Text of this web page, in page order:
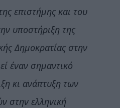
επιστήμης και του
υποστήριξη της
Δημοκρατίας στην
έναν σημαντικό
κι ανάπτυξη των
στην ελληνική